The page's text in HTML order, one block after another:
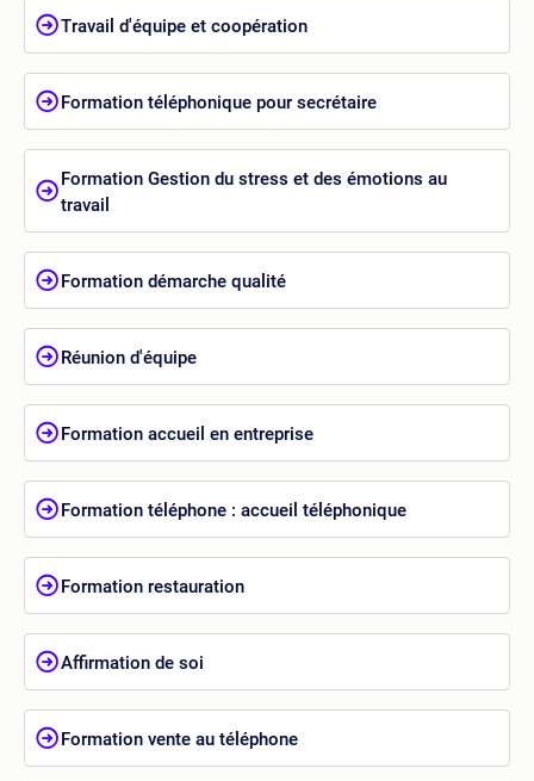
Travail d'équipe et coopération
Formation téléphonique pour secrétaire
Formation Gestion du stress et des émotions au
travail
Formation démarche qualité
Réunion d'équipe
Formation accueil en entreprise
Formation téléphone : accueil téléphonique
Formation restauration
Affirmation de soi
Formation vente au téléphone